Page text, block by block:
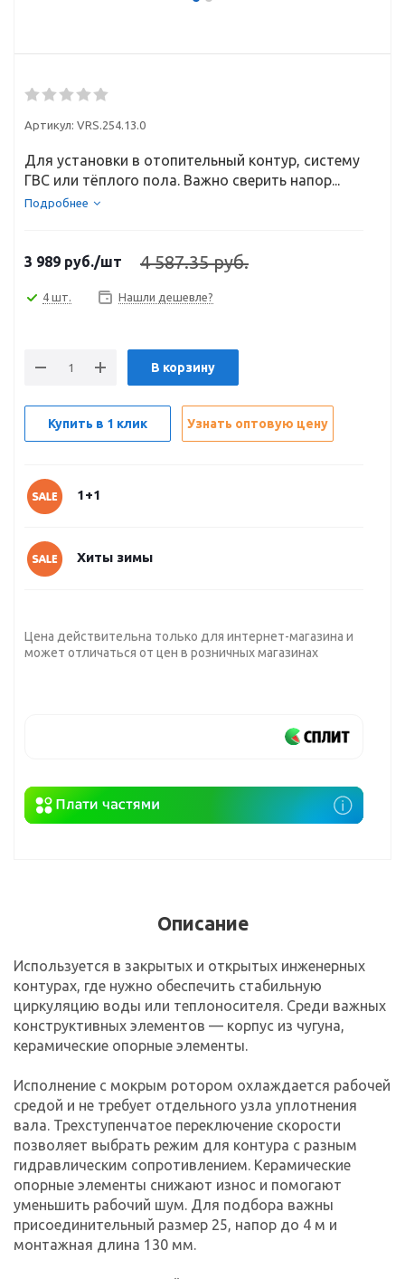
Артикул: VRS.254.13.0
Для установки в отопительный контур, систему
ГВС или тёплого пола. Важно сверить напор...
Подробнее
3 989 руб./шт 4 587.35 руб.
4 шт. Нашли дешевле?
В корзину
Купить в 1 клик Узнать оптовую цену
1+1
Хиты зимы
Цена действительна только для интернет-магазина и
может отличаться от цен в розничных магазинах
Описание
Используется в закрытых и открытых инженерных
контурах, где нужно обеспечить стабильную
циркуляцию воды или теплоносителя. Среди важных
конструктивных элементов — корпус из чугуна,
керамические опорные элементы.
Исполнение с мокрым ротором охлаждается рабочей
средой и не требует отдельного узла уплотнения
вала. Трехступенчатое переключение скорости
позволяет выбрать режим для контура с разным
гидравлическим сопротивлением. Керамические
опорные элементы снижают износ и помогают
уменьшить рабочий шум. Для подбора важны
присоединительный размер 25, напор до 4 м и
монтажная длина 130 мм.